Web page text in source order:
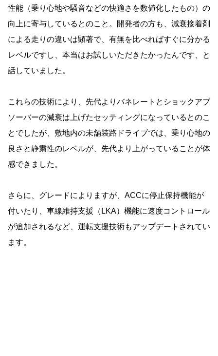
性能（乗り心地や騒音などの快適さを数値化したもの）の
向上に寄与しているとのこと。開発者の方も、減衰接着剤
による走りの違いは顕著で、有無を比べればすぐに分かる
レベルですし、本当はお試しいただきたかったんです、と
話していました。
これらの技術により、先代よりバネレートとショックアブ
ソーバーの減衰は上げたセッティングになっているとのこ
とでしたが、敷地内の未舗装路ドライブでは、乗り心地の
良さと静粛性のレベルが、先代より上がっていることが体
感できました。
さらに、グレードによりますが、ACCに停止保持機能が
付いたり、車線維持支援（LKA）機能に速度コントロール
が追加されるなど、運転支援技術もアップデートされてい
ます。